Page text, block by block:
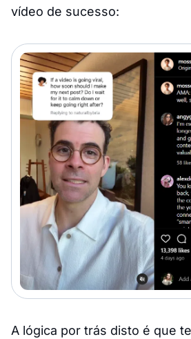
vídeo de sucesso:
A lógica por trás disto é que